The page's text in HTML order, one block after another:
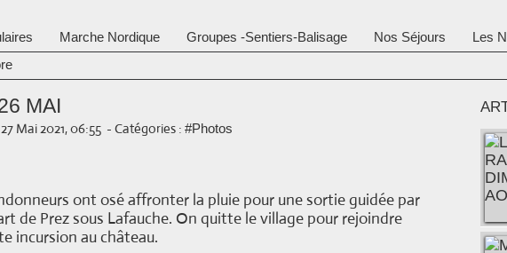
Marche Nordique Groupes -Sentiers-Balisage Nos Séjours Les
MAI
27 Mai 2021, 06:55 - Catégories : #Photos
ont osé affronter la pluie pour une sortie guidée par
de Prez sous Lafauche. On quitte le village pour rejoindre
incursion au château.